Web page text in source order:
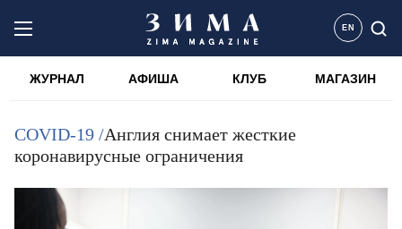
EN
ЖУРНАЛ АФИША КЛУБ МАГАЗИН
COVID-19 /Англия снимает жесткие
коронавирусные ограничения